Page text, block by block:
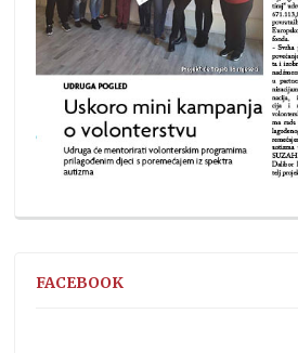
FACEBOOK